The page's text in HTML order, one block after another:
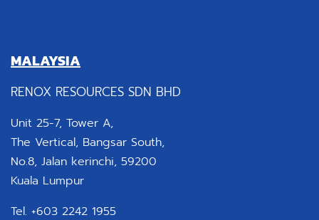
MALAYSIA
RENOX RESOURCES SDN BHD
Unit 25-7, Tower A,
The Vertical, Bangsar South,
No.8, Jalan kerinchi, 59200
Kuala Lumpur
Tel. +603 2242 1955